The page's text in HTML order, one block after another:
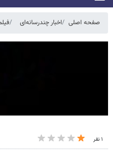
صفحه اصلی اخبار چندرسانه‌ای
۱ نفر